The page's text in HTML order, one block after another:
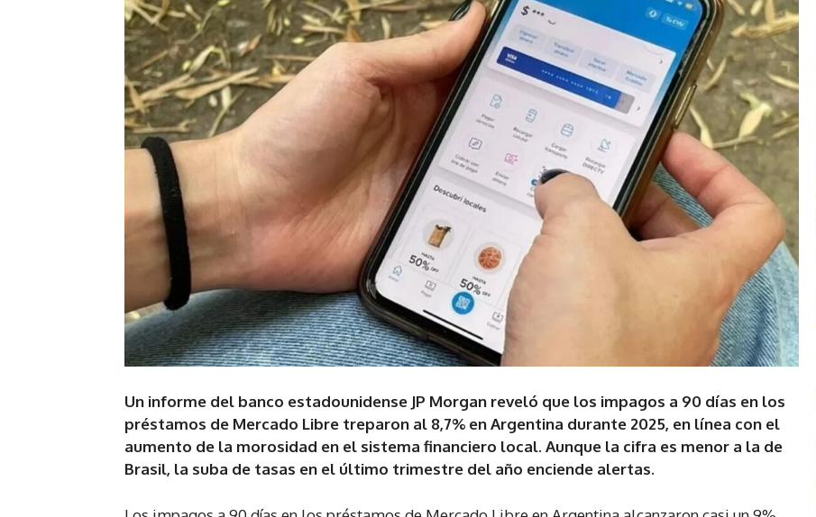
Un informe del banco estadounidense JP Morgan reveló que los impagos a 90 días en los
préstamos de Mercado Libre treparon al 8,7% en Argentina durante 2025, en línea con el
aumento de la morosidad en el sistema financiero local. Aunque la cifra es menor a la de
Brasil, la suba de tasas en el último trimestre del año enciende alertas.